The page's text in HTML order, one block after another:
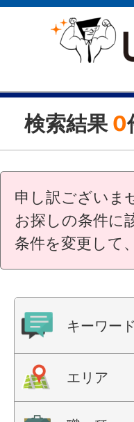
検索結果 0
申し訳ございま
お探しの条件に
条件を変更して
キーワード
エリア